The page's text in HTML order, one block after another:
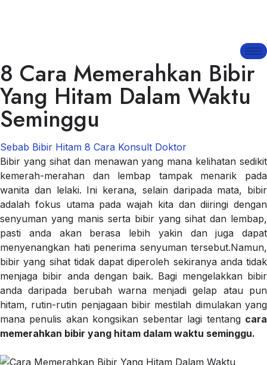
8 Cara Memerahkan Bibir
Yang Hitam Dalam Waktu
Seminggu
Sebab Bibir Hitam 8 Cara Konsult Doktor
Bibir yang sihat dan menawan yang mana kelihatan sedikit
kemerah-merahan dan lembap tampak menarik pada
wanita dan lelaki. Ini kerana, selain daripada mata, bibir
adalah fokus utama pada wajah kita dan diiringi dengan
senyuman yang manis serta bibir yang sihat dan lembap,
pasti anda akan berasa lebih yakin dan juga dapat
menyenangkan hati penerima senyuman tersebut.Namun,
bibir yang sihat tidak dapat diperoleh sekiranya anda tidak
menjaga bibir anda dengan baik. Bagi mengelakkan bibir
anda daripada berubah warna menjadi gelap atau pun
hitam, rutin-rutin penjagaan bibir mestilah dimulakan yang
mana penulis akan kongsikan sebentar lagi tentang cara
memerahkan bibir yang hitam dalam waktu seminggu.